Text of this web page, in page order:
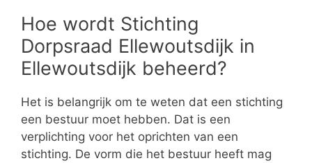
Hoe wordt Stichting
Dorpsraad Ellewoutsdijk in
Ellewoutsdijk beheerd?
Het is belangrijk om te weten dat een stichting
een bestuur moet hebben. Dat is een
verplichting voor het oprichten van een
stichting. De vorm die het bestuur heeft mag